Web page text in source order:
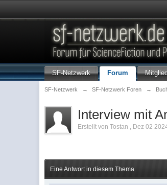
SF-Netzwerk Forum
SF-Netzwerk → SF-Netzwerk Foren →
Interview mit
Erstellt vonTostan , Dez 02
Eine Antwort in diesem Thema